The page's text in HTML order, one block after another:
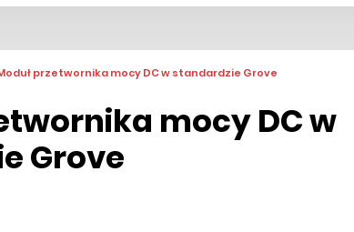
przetwornika mocy DC w standardzie Grove
mocy DC w
Grove